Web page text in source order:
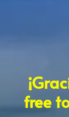
free